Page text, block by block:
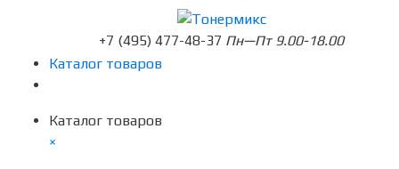
+7 (495) 477-48-37 Пн—Пт 9.00-18.00
Каталог товаров
Каталог товаров
×